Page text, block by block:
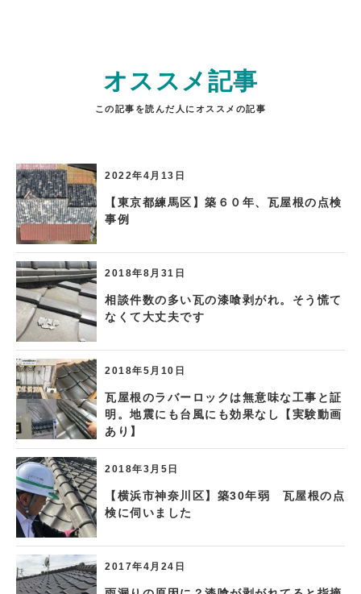
オススメ記事
この記事を読んだ人にオススメの記事
2022年4月13日
【東京都練馬区】築６０年、瓦屋根の点検
事例
2018年8月31日
相談件数の多い瓦の漆喰剥がれ。そう慌て
なくて大丈夫です
2018年5月10日
瓦屋根のラバーロックは無意味な工事と証
明。地震にも台風にも効果なし【実験動画
あり】
2018年3月5日
【横浜市神奈川区】築30年弱 瓦屋根の点
検に伺いました
2017年4月24日